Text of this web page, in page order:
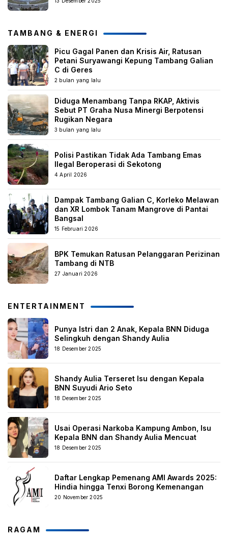
TAMBANG & ENERGI
Picu Gagal Panen dan Krisis Air, Ratusan
Petani Suryawangi Kepung Tambang Galian
C di Geres
2 bulan yang lalu
Diduga Menambang Tanpa RKAP, Aktivis
Sebut PT Graha Nusa Minergi Berpotensi
Rugikan Negara
3 bulan yang lalu
Polisi Pastikan Tidak Ada Tambang Emas
Ilegal Beroperasi di Sekotong
4 April 2026
Dampak Tambang Galian C, Korleko Melawan
dan XR Lombok Tanam Mangrove di Pantai
Bangsal
15 Februari 2026
BPK Temukan Ratusan Pelanggaran Perizinan
Tambang di NTB
27 Januari 2026
ENTERTAINMENT
Punya Istri dan 2 Anak, Kepala BNN Diduga
Selingkuh dengan Shandy Aulia
18 Desember 2025
Shandy Aulia Terseret Isu dengan Kepala
BNN Suyudi Ario Seto
18 Desember 2025
Usai Operasi Narkoba Kampung Ambon, Isu
Kepala BNN dan Shandy Aulia Mencuat
18 Desember 2025
Daftar Lengkap Pemenang AMI Awards 2025:
Hindia hingga Tenxi Borong Kemenangan
20 November 2025
RAGAM